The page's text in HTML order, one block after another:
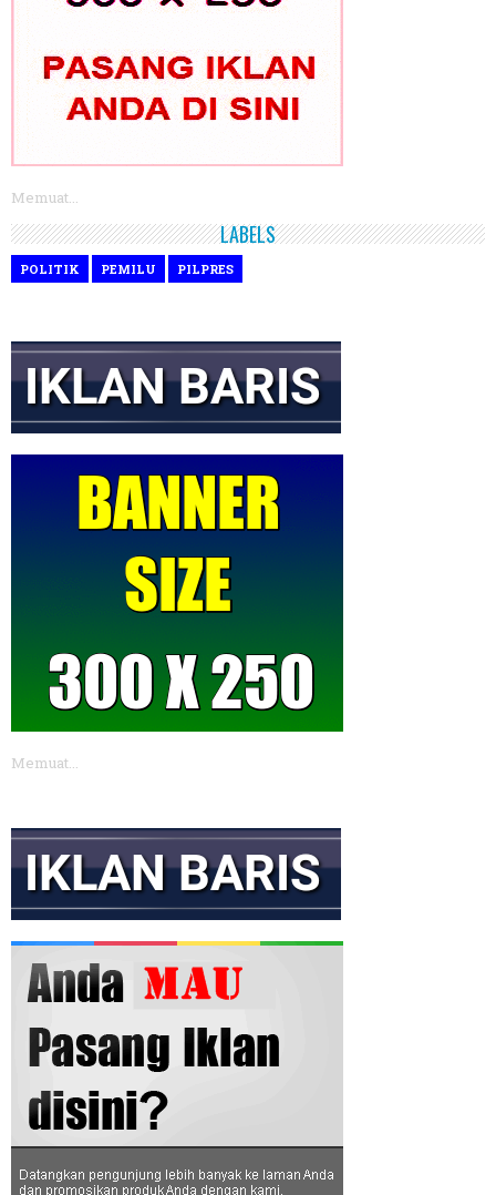
Memuat...
LABELS
POLITIK PEMILU PILPRES
Memuat...